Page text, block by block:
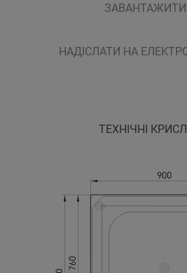
ЗАВАНТАЖИТИ
НАДІСЛАТИ НА
ТЕХНІЧНІ